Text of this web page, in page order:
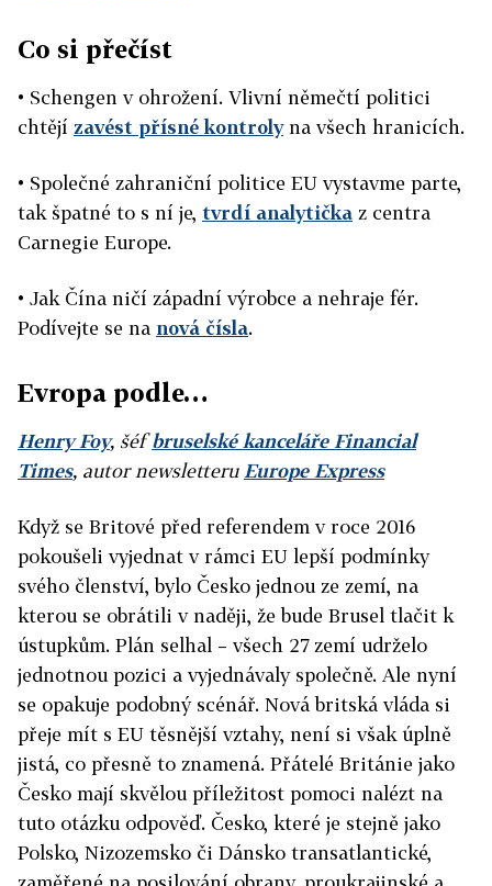
Co si přečíst
• Schengen v ohrožení. Vlivní němečtí politici
chtějí zavést přísné kontrolyna všech hranicích.
• Společné zahraniční politice EU vystavme parte,
tak špatné to s ní je, tvrdí analytička z centra
Carnegie Europe.
• Jak Čína ničí západní výrobce a nehraje fér.
Podívejte se na nová čísla.
Evropa podle…
Henry Foy, šéfbruselské kanceláře Financial
Times, autor newsletteru Europe Express
Když se Britové před referendem v roce 2016
pokoušeli vyjednat v rámci EU lepší podmínky
svého členství, bylo Česko jednou ze zemí, na
kterou se obrátili v naději, že bude Brusel tlačit k
ústupkům. Plán selhal – všech 27 zemí udrželo
jednotnou pozici a vyjednávaly společně. Ale nyní
se opakuje podobný scénář. Nová britská vláda si
přeje mít s EU těsnější vztahy, není si však úplně
jistá, co přesně to znamená. Přátelé Británie jako
Česko mají skvělou příležitost pomoci nalézt na
tuto otázku odpověď. Česko, které je stejně jako
Polsko, Nizozemsko či Dánsko transatlantické,